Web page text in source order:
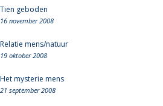
Tien geboden
16 november 2008
Relatie mens/natuur
19 oktober 2008
Het mysterie mens
21 september 2008